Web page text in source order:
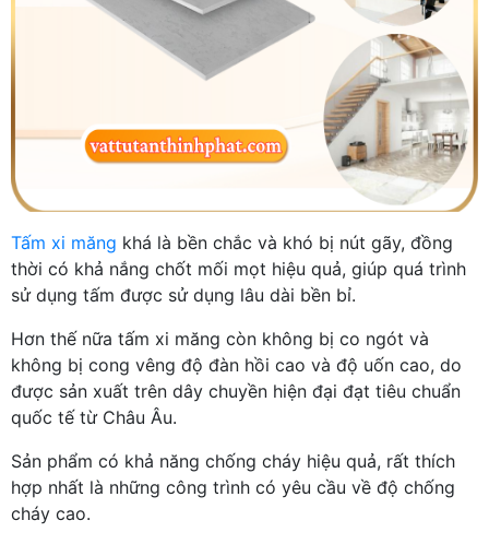
Tấm xi măng khá là bền chắc và khó bị nút gãy, đồng
thời có khả nắng chốt mối mọt hiệu quả, giúp quá trình
sử dụng tấm được sử dụng lâu dài bền bỉ.
Hơn thế nữa tấm xi măng còn không bị co ngót và
không bị cong vêng độ đàn hồi cao và độ uốn cao, do
được sản xuất trên dây chuyền hiện đại đạt tiêu chuẩn
quốc tế từ Châu Âu.
Sản phẩm có khả năng chống cháy hiệu quả, rất thích
hợp nhất là những công trình có yêu cầu về độ chống
cháy cao.